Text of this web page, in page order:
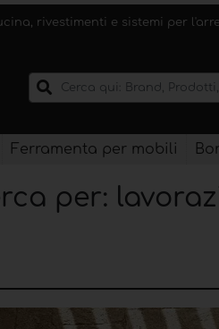
rivestimenti e sistemi per
Ferramenta per mobili
per: